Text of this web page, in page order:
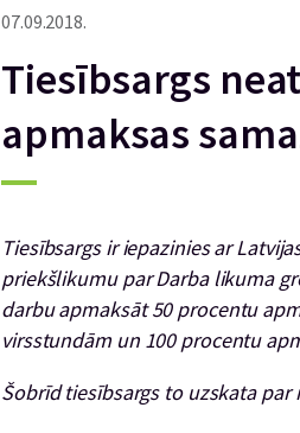
07.09.2018.
Tiesībsargs
apmaksas
Tiesībsargs ir iepazinies ar
priekšlikumu par Darba likuma
darbu apmaksāt 50 procentu
virsstundām un 100 procentu
Šobrīd tiesībsargs to uzskata